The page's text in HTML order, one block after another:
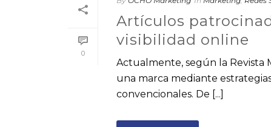
0
Artículos
visibilidad online
Actualmente, según la Revista
una marca mediante
convencionales. De [...]